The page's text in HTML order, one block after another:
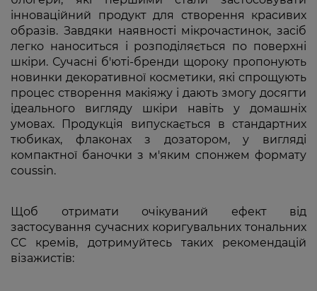
інноваційний продукт для створення красивих
образів. Завдяки наявності мікрочастинок, засіб
легко наноситься і розподіляється по поверхні
шкіри. Сучасні б'юті-бренди щороку пропонують
новинки декоративної косметики, які спрощують
процес створення макіяжу і дають змогу досягти
ідеального вигляду шкіри навіть у домашніх
умовах. Продукція випускається в стандартних
тюбиках, флаконах з дозатором, у вигляді
компактної баночки з м'яким спонжем формату
coussin.
Щоб отримати очікуваний ефект від
застосування сучасних коригувальних тональних
СС кремів, дотримуйтесь таких рекомендацій
візажистів: